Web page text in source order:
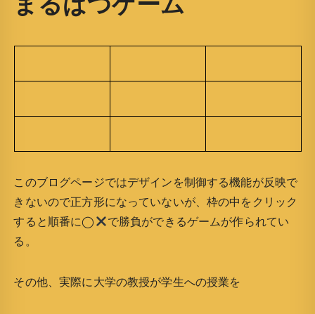
このブログページではデザインを制御する機能が反映で
きないので正方形になっていないが、枠の中をクリック
すると順番に◯
で勝負ができるゲームが作られてい
る。
その他、実際に大学の教授が学生への授業を